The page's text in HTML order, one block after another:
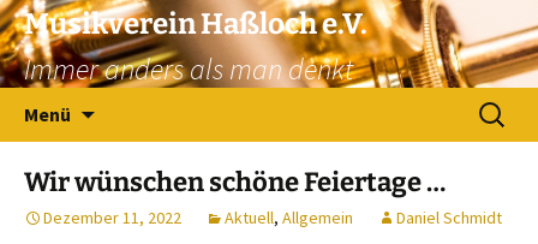
Zum
Inhalt
springen
Musikverein Haßloch e.V.
Immer anders als man denkt
Menü
Suchen
nach:
Wir wünschen schöne Feiertage …
Dezember 11, 2022 Aktuell, Allgemein Daniel Schmidt